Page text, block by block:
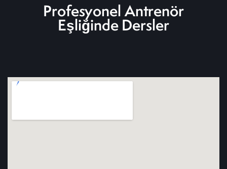
Profesyonel Antrenör
Eşliğinde Dersler